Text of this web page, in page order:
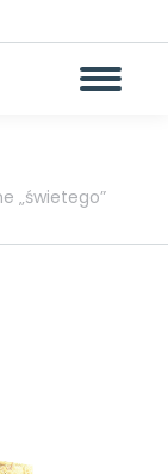
„świetego”